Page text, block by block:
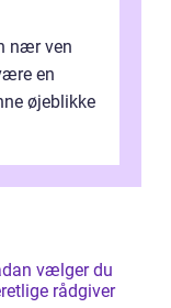
nær ven
en
øjeblikke
rådgiver